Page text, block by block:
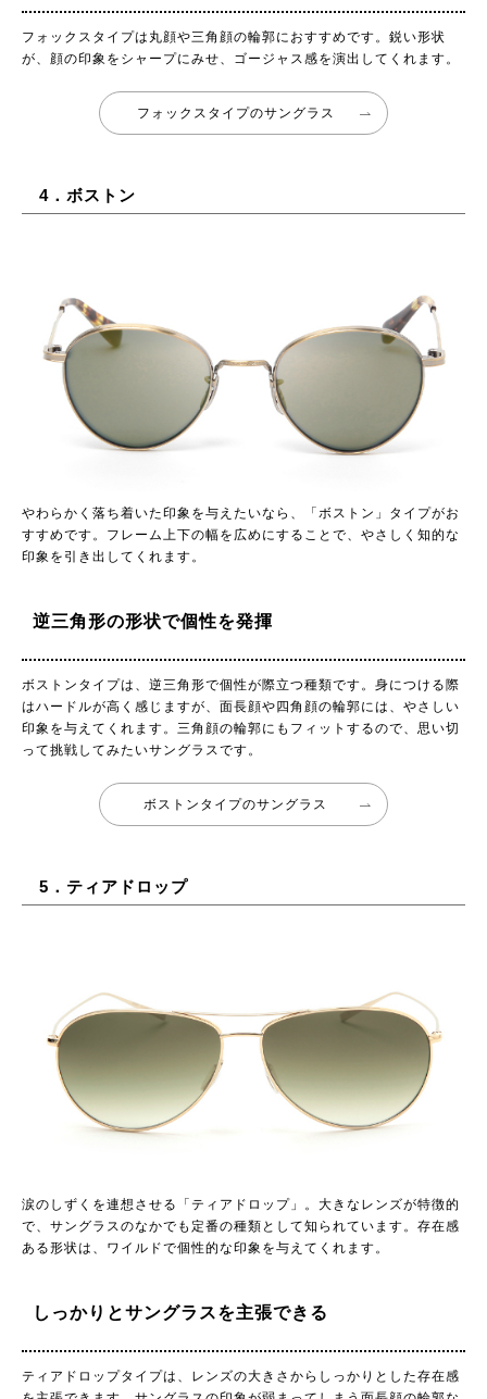
フォックスタイプは丸顔や三角顔の輪郭におすすめです。鋭い形状
が、顔の印象をシャープにみせ、ゴージャス感を演出してくれます。
フォックスタイプのサングラス
4．ボストン
やわらかく落ち着いた印象を与えたいなら、「ボストン」タイプがお
すすめです。フレーム上下の幅を広めにすることで、やさしく知的な
印象を引き出してくれます。
逆三角形の形状で個性を発揮
ボストンタイプは、逆三角形で個性が際立つ種類です。身につける際
はハードルが高く感じますが、面長顔や四角顔の輪郭には、やさしい
印象を与えてくれます。三角顔の輪郭にもフィットするので、思い切
って挑戦してみたいサングラスです。
ボストンタイプのサングラス
5．ティアドロップ
涙のしずくを連想させる「ティアドロップ」。大きなレンズが特徴的
で、サングラスのなかでも定番の種類として知られています。存在感
ある形状は、ワイルドで個性的な印象を与えてくれます。
しっかりとサングラスを主張できる
ティアドロップタイプは、レンズの大きさからしっかりとした存在感